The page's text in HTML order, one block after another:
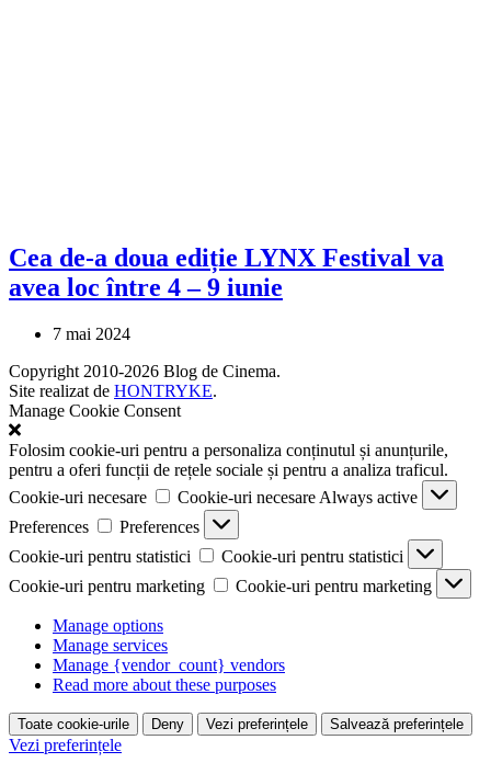
Cea de-a doua ediție LYNX Festival va
avea loc între 4 – 9 iunie
7 mai 2024
Copyright 2010-2026 Blog de Cinema.
Site realizat de HONTRYKE.
Manage Cookie Consent
Folosim cookie-uri pentru a personaliza conținutul și anunțurile,
pentru a oferi funcții de rețele sociale și pentru a analiza traficul.
Cookie-uri necesare
Cookie-uri necesare Always active
Preferences
Preferences
Cookie-uri pentru statistici
Cookie-uri pentru statistici
Cookie-uri pentru marketing
Cookie-uri pentru marketing
Manage options
Manage services
Manage {vendor_count} vendors
Read more about these purposes
Toate cookie-urile Deny Vezi preferințele Salvează preferințele
Vezi preferințele